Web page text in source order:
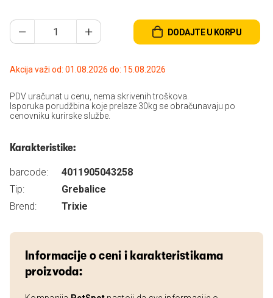
DODAJTE U KORPU
Akcija važi od: 01.08.2026 do: 15.08.2026
PDV uračunat u cenu, nema skrivenih troškova.
Isporuka porudžbina koje prelaze 30kg se obračunavaju po
cenovniku kurirske službe.
Karakteristike:
barcode:
4011905043258
Tip:
Grebalice
Brend:
Trixie
Informacije o ceni i karakteristikama
proizvoda: